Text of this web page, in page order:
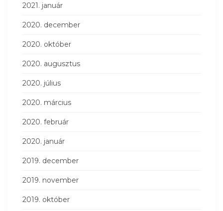
2021. január
2020. december
2020. október
2020. augusztus
2020. július
2020. március
2020. február
2020. január
2019. december
2019. november
2019. október